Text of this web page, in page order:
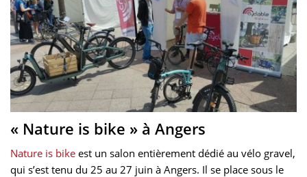
« Nature is bike » à Angers
Nature is bike est un salon entièrement dédié au vélo gravel,
qui s’est tenu du 25 au 27 juin à Angers. Il se place sous le